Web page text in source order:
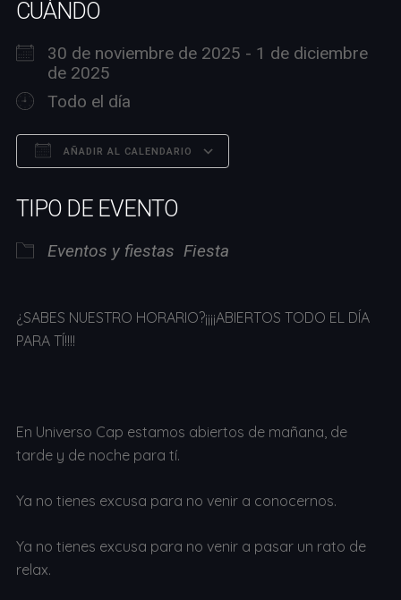
CUÁNDO
30 de noviembre de 2025 - 1 de diciembre
de 2025
Todo el día
AÑADIR AL CALENDARIO
TIPO DE EVENTO
Eventos y fiestas Fiesta
¿SABES NUESTRO HORARIO?¡¡¡¡ABIERTOS TODO EL DÍA
PARA TÍ!!!!
En Universo Cap estamos abiertos de mañana, de
tarde y de noche para tí.
Ya no tienes excusa para no venir a conocernos.
Ya no tienes excusa para no venir a pasar un rato de
relax.